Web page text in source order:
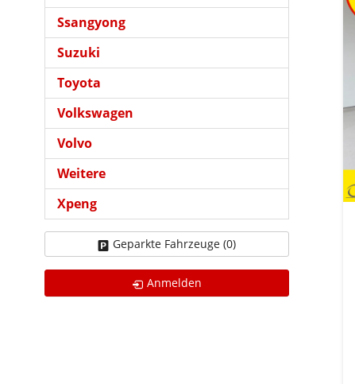
Ssangyong
Suzuki
Toyota
Volkswagen
Volvo
Weitere
Xpeng
Geparkte Fahrzeuge (0)
Anmelden